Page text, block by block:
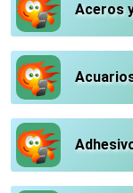
Aceros